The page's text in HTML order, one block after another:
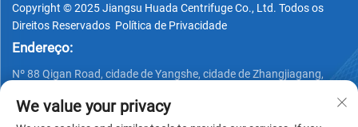
Copyright © 2025 Jiangsu Huada Centrifuge Co., Ltd. Todos os
Direitos Reservados Política de Privacidade
Endereço:
Nº 88 Qigan Road, cidade de Yangshe, cidade de Zhangjiagang,
Telefone:
We value your privacy